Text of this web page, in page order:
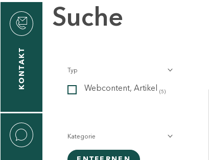
KONTAKT
Suche
Typ
Webcontent, Artikel (5)
Kategorie